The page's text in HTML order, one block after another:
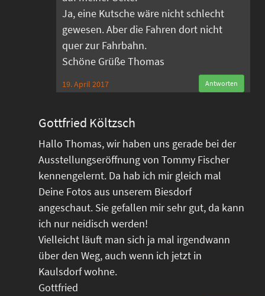
Ja, eine Kutsche wäre nicht schlecht
gewesen. Aber die Fahren dort nicht
quer zur Fahrbahn.
Schöne Grüße Thomas
19. April 2017 Antworten
Gottfried Költzsch
Hallo Thomas, wir haben uns gerade bei der
Ausstellungseröffnung von Tommy Fischer
kennengelernt. Da hab ich mir gleich mal
Deine Fotos aus unserem Biesdorf
angeschaut. Sie gefallen mir sehr gut, da kann
ich nur neidisch werden!
Vielleicht läuft man sich ja mal irgendwann
über den Weg, auch wenn ich jetzt in
Kaulsdorf wohne.
Gottfried